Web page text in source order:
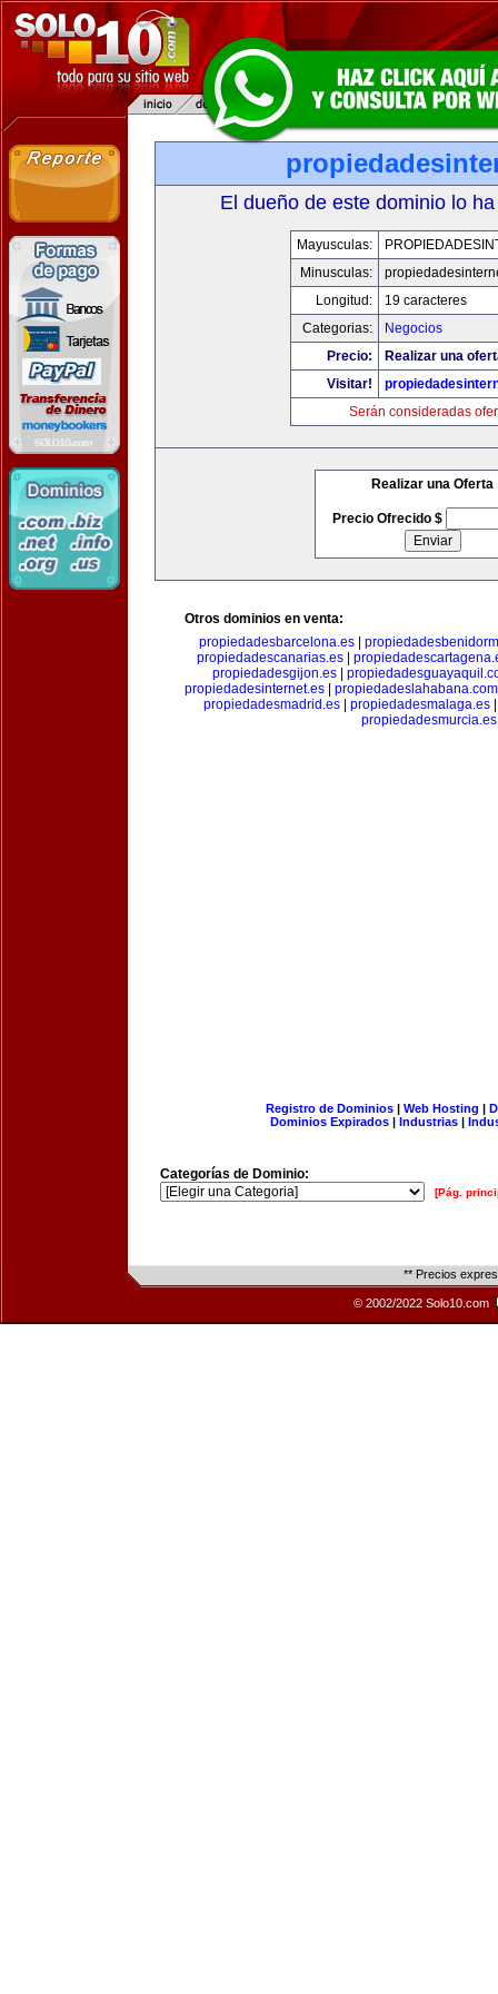
El dueño de este dominio lo
Mayusculas:
Minusculas:
Longitud:
19 caracteres
Categorias:
Negocios
Precio:
Realizar una
Visitar!
Serán consideradas
Realizar una Oferta
Precio Ofrecido $
Otros dominios en venta:
propiedadesbarcelona.es
propiedadescanarias.es|
propiedadesgijon.es
propiedadesinternet.es
propiedadeslahabana.com
propiedadesmadrid.es
propiedadesmalaga.es
propiedadesmurcia.es
Registro de Dominios| Web Hosting |
Dominios Expirados | Industrias |
Categorías de Dominio:
[Pág.
** Precios
© 2002/2022 Solo10.com